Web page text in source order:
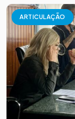
ARTICULAÇÃO